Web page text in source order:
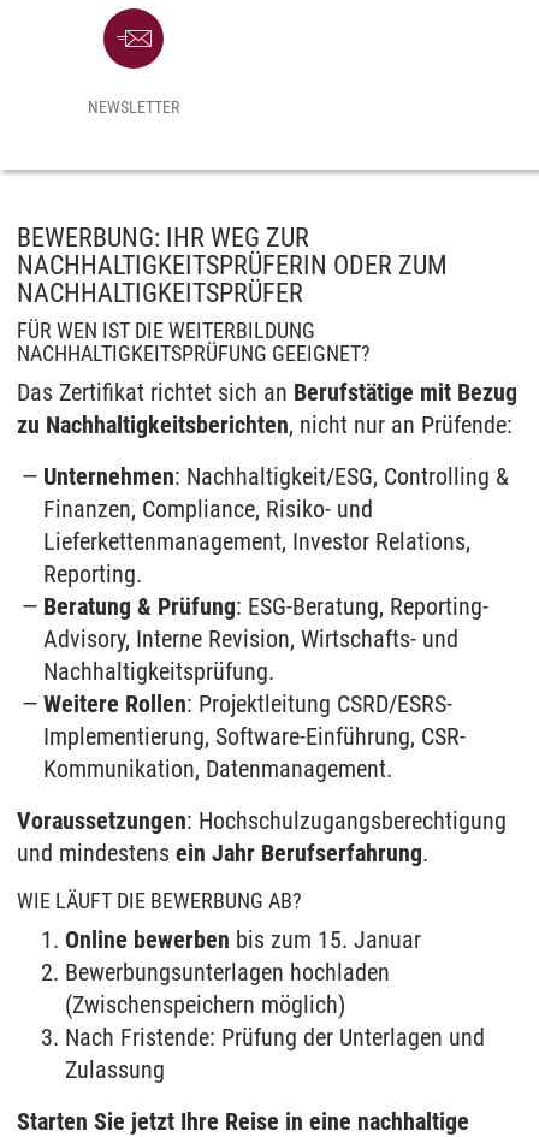
NEWSLETTER
BEWERBUNG: IHR WEG ZUR
NACHHALTIGKEITSPRÜFERIN ODER ZUM
NACHHALTIGKEITSPRÜFER
FÜR WEN IST DIE WEITERBILDUNG
NACHHALTIGKEITSPRÜFUNG GEEIGNET?
Das Zertifikat richtet sich an Berufstätige mit Bezug
zu Nachhaltigkeitsberichten, nicht nur an Prüfende:
Unternehmen: Nachhaltigkeit/ESG, Controlling &
Finanzen, Compliance, Risiko- und
Lieferkettenmanagement, Investor Relations,
Reporting.
Beratung & Prüfung: ESG-Beratung, Reporting-
Advisory, Interne Revision, Wirtschafts- und
Nachhaltigkeitsprüfung.
Weitere Rollen: Projektleitung CSRD/ESRS-
Implementierung, Software-Einführung, CSR-
Kommunikation, Datenmanagement.
Voraussetzungen: Hochschulzugangsberechtigung
und mindestens ein Jahr Berufserfahrung.
WIE LÄUFT DIE BEWERBUNG AB?
Online bewerben bis zum 15. Januar
Bewerbungsunterlagen hochladen
(Zwischenspeichern möglich)
Nach Fristende: Prüfung der Unterlagen und
Zulassung
Starten Sie jetzt Ihre Reise in eine nachhaltige